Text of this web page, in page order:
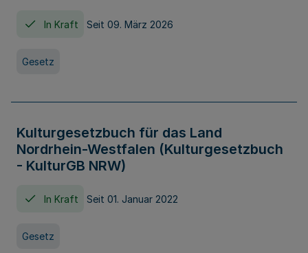
In Kraft Seit 09. März 2026
Gesetz
Kulturgesetzbuch für das Land
Nordrhein-Westfalen (Kulturgesetzbuch
- KulturGB NRW)
In Kraft Seit 01. Januar 2022
Gesetz